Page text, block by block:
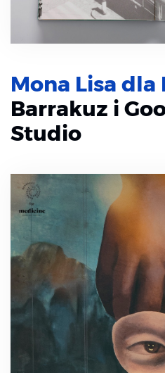
Mona Lisa
Barrakuz i
Studio